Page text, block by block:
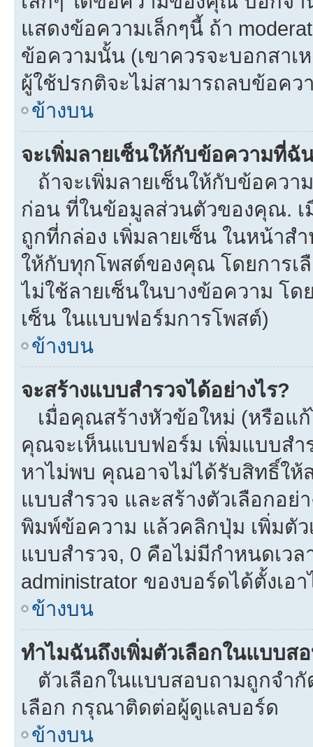
แสดงข้อความเล็กๆนี้ ถ้า
ข้อความนั้น (เขาควรจะบอกสา
ผู้ใช้ปรกติจะไม่สามารถลบข้อค
ข้างบน
จะเพิ่มลายเซ็นให้กับข้อความที่ฉั
ถ้าจะเพิ่มลายเซ็นให้กับข้อคว
ก่อน ที่ในข้อมูลส่วนตัวของคุณ.
ถูกที่กล่อง เพิ่มลายเซ็น ในหน้าส
ให้กับทุกโพสต์ของคุณ โดยการ
ไม่ใช้ลายเซ็นในบางข้อความ โด
เซ็น ในแบบฟอร์มการโพสต์)
ข้างบน
จะสร้างแบบสำรวจได้อย่างไร?
เมื่อคุณสร้างหัวข้อใหม่ (หรือแ
คุณจะเห็นแบบฟอร์ม เพิ่มแบบส
หาไม่พบ คุณอาจไม่ได้รับสิทธิ์ให้
แบบสำรวจ และสร้างตัวเลือกอย่
พิมพ์ข้อความ แล้วคลิกปุ่ม เพิ่มตั
แบบสำรวจ, 0 คือไม่มีกำหนดเว
administrator ของบอร์ดได้ตั้งเอา
ข้างบน
ทำไมฉันถึงเพิ่มตัวเลือกในแบบส
ตัวเลือกในแบบสอบถามถูกจำ
เลือก กรุณาติดต่อผู้ดูแลบอร์ด
ข้างบน